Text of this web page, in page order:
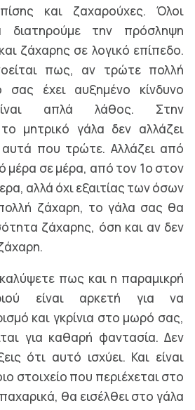
και ζαχαρούχες. Όλοι
διατηρούμε την πρόσληψη
ζάχαρης σε λογικό επίπεδο.
πως, αν τρώτε πολλή
έχει αυξημένο κίνδυνο
απλά λάθος. Στην
μητρικό γάλα δεν αλλάζει
που τρώτε. Αλλάζει από
μέρα σε μέρα, από τον 1ο στον
αλλά όχι εξαιτίας των όσων
ζάχαρη, το γάλα σας θα
ζάχαρης, όση και αν δεν
πως και η παραμικρή
είναι αρκετή για να
και γκρίνια στο μωρό σας,
για καθαρή φαντασία. Δεν
ότι αυτό ισχύει. Και είναι
στοιχείο που περιέχεται στο
θα εισέλθει στο γάλα